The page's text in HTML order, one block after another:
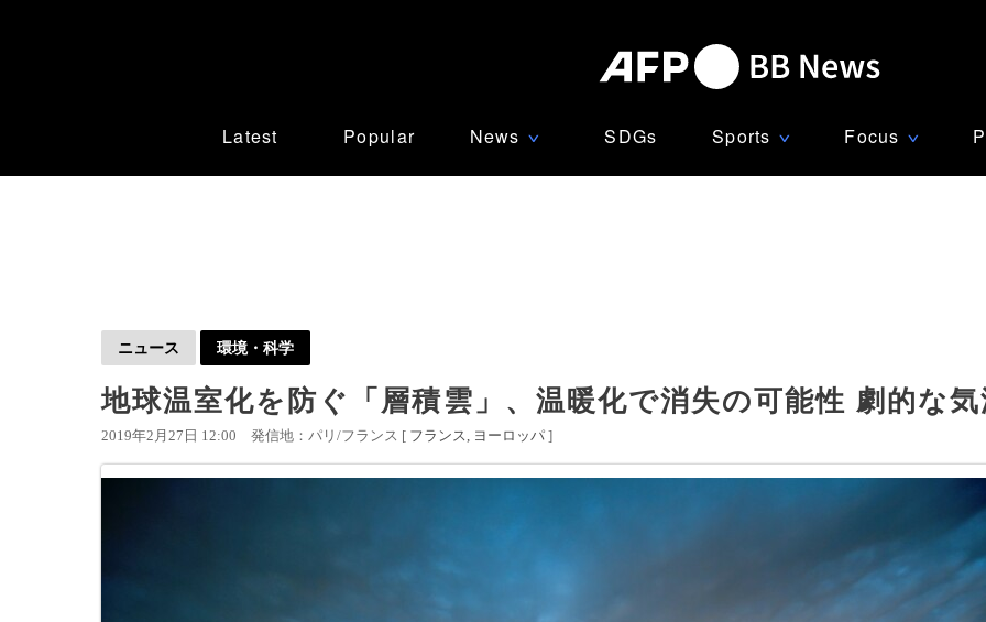
Latest Popular News ∨ SDGs Sports ∨ Focus ∨
ニュース 環境・科学
地球温室化を防ぐ「層積雲」、温暖化で消失の可能性 劇的な
2019年2月27日 12:00 発信地：パリ/フランス [ フランス ヨーロッパ ]